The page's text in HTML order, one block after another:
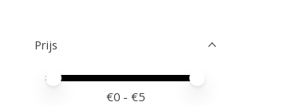
Prijs
Minimale prijswaarde
Price maximum value
€0 - €5